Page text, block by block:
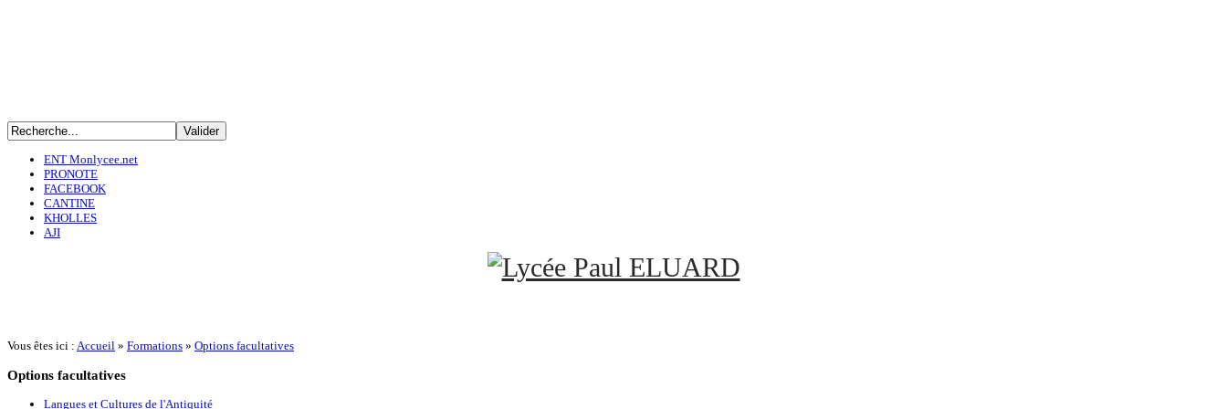
ENT Monlycee.net
PRONOTE
FACEBOOK
CANTINE
KHOLLES
AJI
Vous êtes ici : Accueil » Formations » Options facultatives
Options facultatives
Langues et Cultures de l'Antiquité